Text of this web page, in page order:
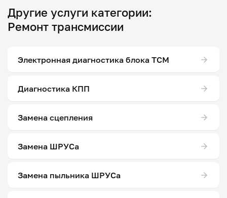
Другие услуги категории:
Ремонт трансмиссии
Электронная диагностика блока ТСМ
Диагностика КПП
Замена сцепления
Замена ШРУСа
Замена пыльника ШРУСа